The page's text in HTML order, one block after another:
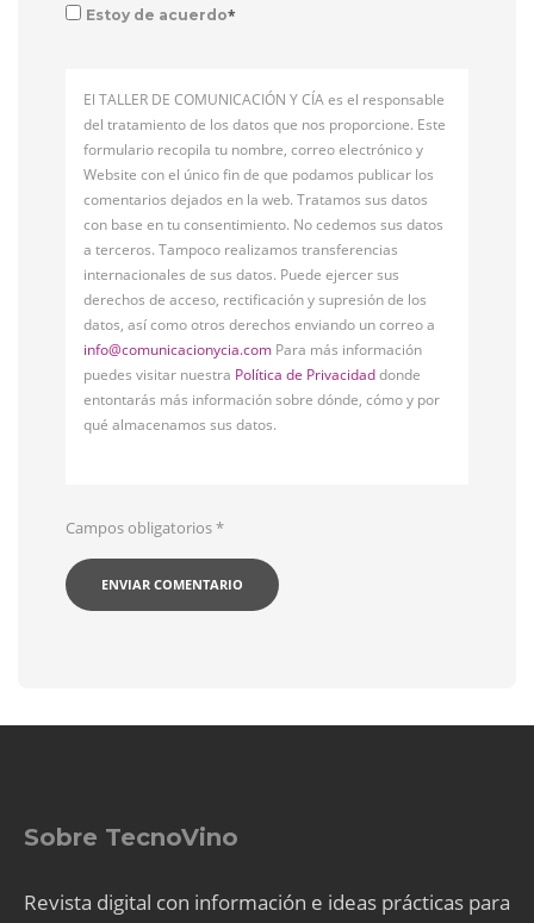
Estoy de acuerdo*
El TALLER DE COMUNICACIÓN Y CÍA es el responsable
del tratamiento de los datos que nos proporcione. Este
formulario recopila tu nombre, correo electrónico y
Website con el único fin de que podamos publicar los
comentarios dejados en la web. Tratamos sus datos
con base en tu consentimiento. No cedemos sus datos
a terceros. Tampoco realizamos transferencias
internacionales de sus datos. Puede ejercer sus
derechos de acceso, rectificación y supresión de los
datos, así como otros derechos enviando un correo a
info@comunicacionycia.com Para más información
puedes visitar nuestra Política de Privacidaddonde
entontarás más información sobre dónde, cómo y por
qué almacenamos sus datos.
Campos obligatorios*
Sobre TecnoVino
Revista digital con información e ideas prácticas para